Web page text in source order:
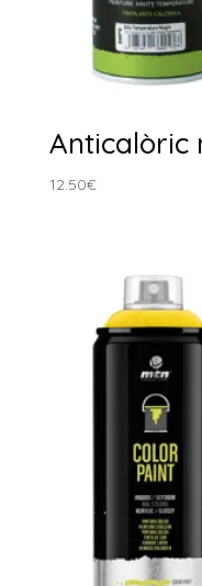
Anticalòric
12.50€